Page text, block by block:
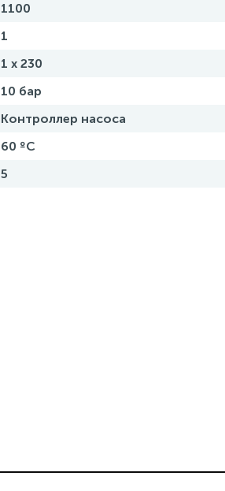
1100
1
1 x 230
10 бар
Контроллер насоса
60 ºС
5